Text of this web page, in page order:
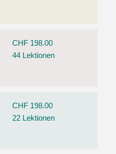
CHF 198.00
44 Lektionen
CHF 198.00
22 Lektionen